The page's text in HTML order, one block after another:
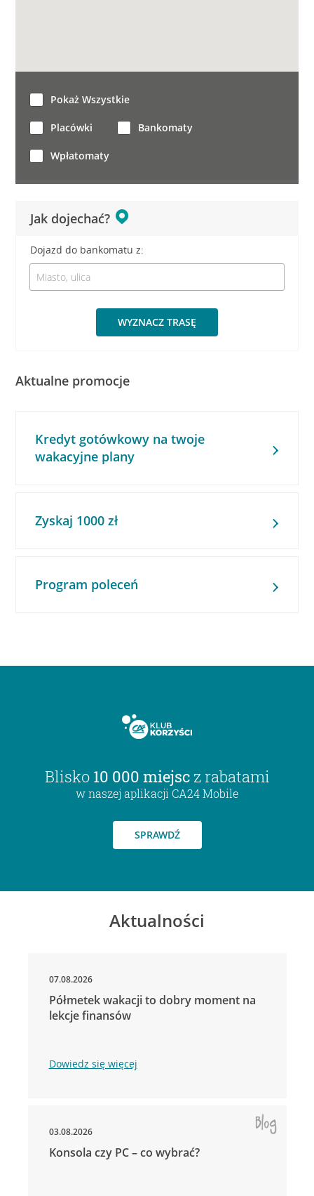
Jak dojechać?
Dojazd do bankomatu z:
WYZNACZ TRASĘ
Pokaż Wszystkie
Placówki Bankomaty
Wpłatomaty
Aktualne promocje
Kredyt gotówkowy na twoje
wakacyjne plany
Zyskaj 1000 zł
Program poleceń
Blisko 10 000 miejsc z rabatami
w naszej aplikacji CA24 Mobile
SPRAWDŹ
Aktualności
07.08.2026
Półmetek wakacji to dobry moment na
lekcje finansów
Dowiedz się więcej
03.08.2026
Konsola czy PC – co wybrać?